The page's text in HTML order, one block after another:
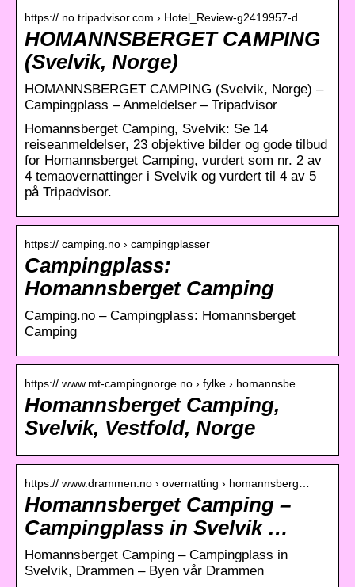
https:// no.tripadvisor.com › Hotel_Review-g2419957-d…
HOMANNSBERGET CAMPING
(Svelvik, Norge)
HOMANNSBERGET CAMPING (Svelvik, Norge) –
Campingplass – Anmeldelser – Tripadvisor
Homannsberget Camping, Svelvik: Se 14
reiseanmeldelser, 23 objektive bilder og gode tilbud
for Homannsberget Camping, vurdert som nr. 2 av
4 temaovernattinger i Svelvik og vurdert til 4 av 5
på Tripadvisor.
https:// camping.no › campingplasser
Campingplass:
Homannsberget Camping
Camping.no – Campingplass: Homannsberget
Camping
https:// www.mt-campingnorge.no › fylke › homannsbe…
Homannsberget Camping,
Svelvik, Vestfold, Norge
https:// www.drammen.no › overnatting › homannsberg…
Homannsberget Camping –
Campingplass in Svelvik …
Homannsberget Camping – Campingplass in
Svelvik, Drammen – Byen vår Drammen